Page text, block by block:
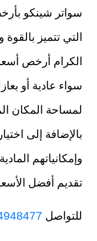
سواتر شينكو
التي تتميز بالقوة
الكرام أرخص
سواء عادية أو
لمساحة المكان
بالإضافة إلى
وإمكانياتهم
تقديم أفضل
للتواصل